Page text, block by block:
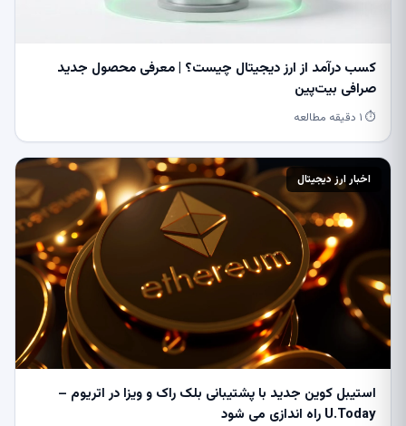
کسب درآمد از ارز دیجیتال چیست؟ | معرفی محصول جدید
صرافی بیت‌پین
⏱ ۱ دقیقه مطالعه
اخبار ارز دیجیتال
استیبل کوین جدید با پشتیبانی بلک راک و ویزا در اتریوم –
U.Today راه اندازی می شود